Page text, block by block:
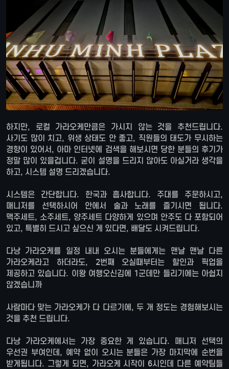
하지만, 로컬 가라오케만큼은 가시지 않는 것을 추천드립니다.
사기도 많이 치고, 위생 상태도 안 좋고, 직원들의 태도가 무시하는
경향이 있어서, 아마 인터넷에 검색을 해보시면 당한 분들의 후기가
정말 많이 있을겁니다. 굳이 설명을 드리지 않아도 아실거라 생각을
하고, 시스템 설명 드리겠습니다.
시스템은 간단합니다. 한국과 흡사합니다. 주대를 주문하시고,
매니저를 선택하시어 안에서 술과 노래를 즐기시면 됩니다.
맥주세트, 소주세트, 양주세트 다양하게 있으며 안주도 다 포함되어
있고, 특별히 드시고 싶으신 게 있다면, 배달도 시켜드립니다.
다낭 가라오케를 일정 내내 오시는 분들에게는 맨날 맨날 다른
가라오케라고 하더라도, 2번째 오실때부터는 할인과 픽업을
제공하고 있습니다. 이왕 여행오신김에 1군데만 들리기에는 아쉽지
않겠습니까
사람마다 맞는 가라오케가 다 다르기에, 두 개 정도는 경험해보시는
것을 추천 드립니다.
다낭 가라오케에서는 가장 중요한 게 있습니다. 매니저 선택의
우선권 부여인데, 예약 없이 오시는 분들은 가장 마지막에 순번을
받게됩니다. 그렇게 되면, 가라오케 시작이 6시인데 다른 예약팀들